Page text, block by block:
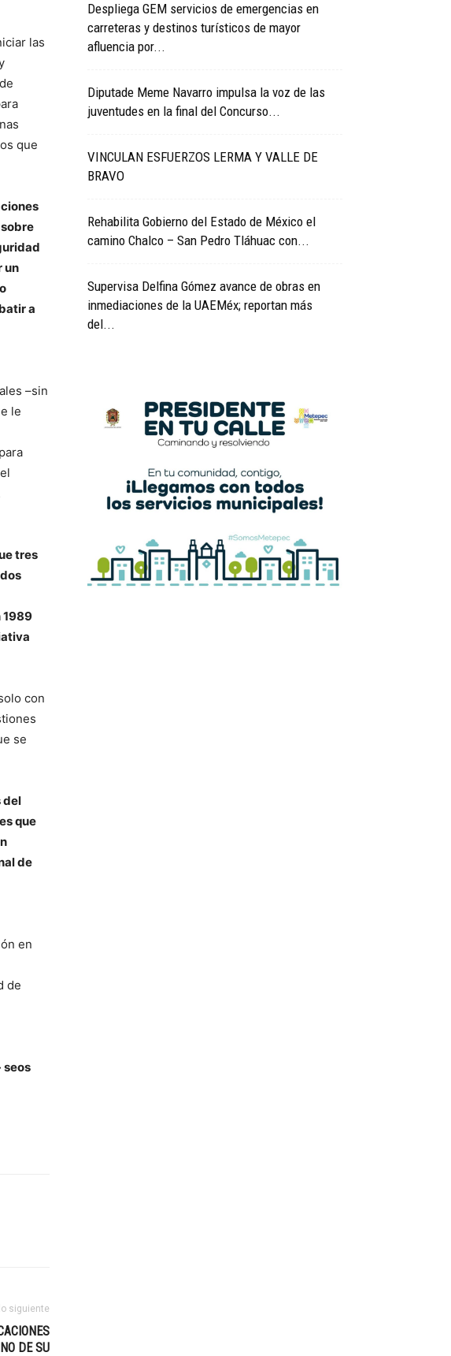
las
que
un
a
–sin
le
tres
1989
con
se
del
que
de
en
de
seos
siguiente
DE SU
Despliega GEM servicios de emergencias en
carreteras y destinos turísticos de mayor
afluencia por...
Diputade Meme Navarro impulsa la voz de las
juventudes en la final del Concurso...
VINCULAN ESFUERZOS LERMA Y VALLE DE
BRAVO
Rehabilita Gobierno del Estado de México el
camino Chalco – San Pedro Tláhuac con...
Supervisa Delfina Gómez avance de obras en
inmediaciones de la UAEMéx; reportan más
del...